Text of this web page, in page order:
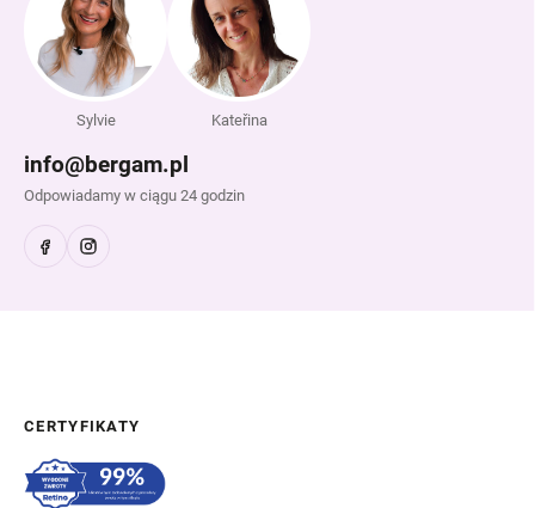
Sylvie Kateřina
info@bergam.pl
Odpowiadamy w ciągu 24 godzin
CERTYFIKATY